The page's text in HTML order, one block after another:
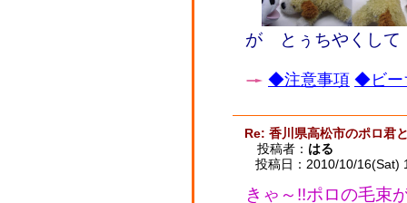
が とぅちやくして
◆注意事項 ◆ビー
Re: 香川県高松市のポロ君
投稿者： はる
投稿日：2010/10/16(Sat)
きゃ～!!ポロの毛束